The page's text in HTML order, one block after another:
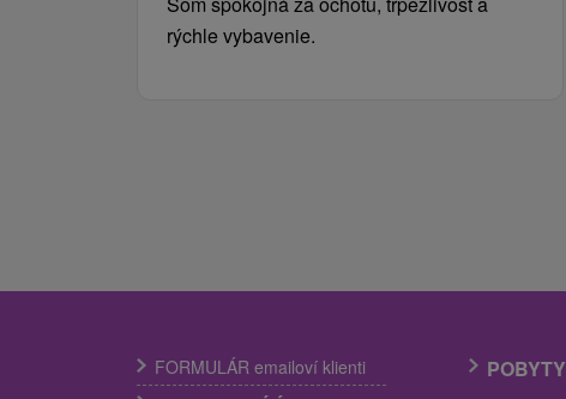
rýchle vybavenie.
FORMULÁR emailoví klienti POBYTY